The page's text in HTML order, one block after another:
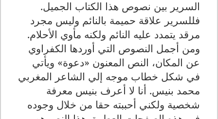
السرير بين نصوص هذا الكتاب الجميل.
فللسرير علاقة حميمة بالنائم وليس مجرد
مرقد يتمدد عليه النائم ولكنه مأوي الأحلام.
ومن أجمل النصوص التي أوردها الكفراوي
عن المكان، النص المعنون «دعوة» ويأتي
في شكل خطاب موجه إلي الشاعر المغربي
محمد بنيس. أنا لا أعرف بنيس معرفة
شخصية ولكني أحببته حقا من خلال وجوده